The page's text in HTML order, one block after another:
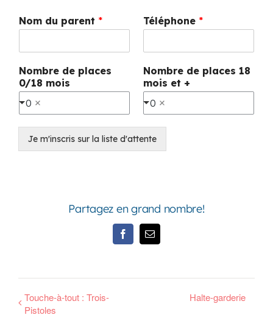
Nom du parent * Téléphone *
Nombre de places
0/18 mois
0
Nombre de places 18
mois et +
0
Je m'inscris sur la liste d'attente
Partagez en grand nombre!
FacebookEmail
Touche-à-tout : Trois-
Pistoles
Halte-garderie